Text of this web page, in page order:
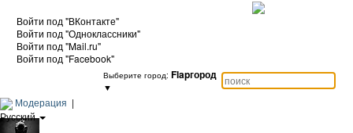
Войти под "ВКонтакте"
Войти под "Одноклассники"
Войти под "Mail.ru"
Войти под "Facebook"
Выберите город: Flapгород
▼
Модерация |
Русский